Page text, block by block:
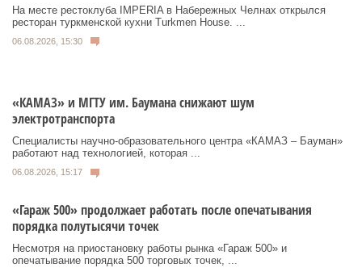
На месте рестоклуба IMPERIA в Набережных Челнах открылся
ресторан туркменской кухни Turkmen House. ...
06.08.2026, 15:30
«КАМАЗ» и МГТУ им. Баумана снижают шум
электротранспорта
Специалисты научно-образовательного центра «КАМАЗ – Бауман»
работают над технологией, которая ...
06.08.2026, 15:17
«Гараж 500» продолжает работать после опечатывания
порядка полутысячи точек
Несмотря на приостановку работы рынка «Гараж 500» и
опечатывание порядка 500 торговых точек, ...